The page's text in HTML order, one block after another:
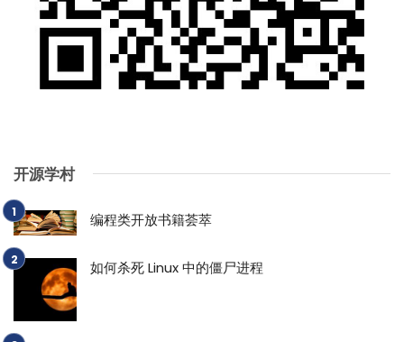
开源学村
编程类开放书籍荟萃
如何杀死 Linux 中的僵尸进程